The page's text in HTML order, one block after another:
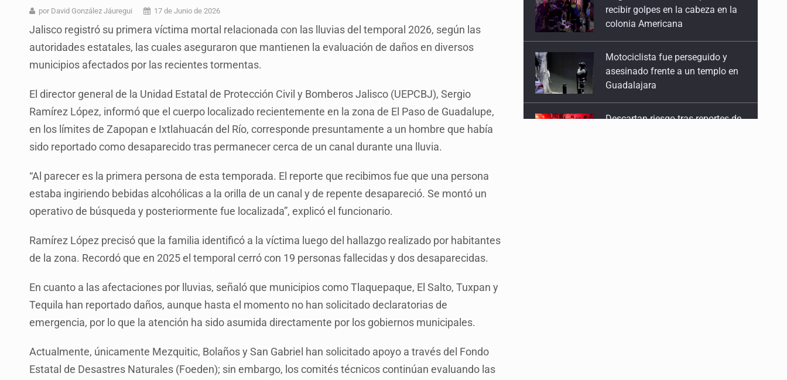
por David González Jáuregui 17 de Junio de 2026
Jalisco registró su primera víctima mortal relacionada con las lluvias del temporal 2026, según las
autoridades estatales, las cuales aseguraron que mantienen la evaluación de daños en diversos
municipios afectados por las recientes tormentas.
El director general de la Unidad Estatal de Protección Civil y Bomberos Jalisco (UEPCBJ), Sergio
Ramírez López, informó que el cuerpo localizado recientemente en la zona de El Paso de Guadalupe,
en los límites de Zapopan e Ixtlahuacán del Río, corresponde presuntamente a un hombre que había
sido reportado como desaparecido tras permanecer cerca de un canal durante una lluvia.
“Al parecer es la primera persona de esta temporada. El reporte que recibimos fue que una persona
estaba ingiriendo bebidas alcohólicas a la orilla de un canal y de repente desapareció. Se montó un
operativo de búsqueda y posteriormente fue localizada”, explicó el funcionario.
Ramírez López precisó que la familia identificó a la víctima luego del hallazgo realizado por habitantes
de la zona. Recordó que en 2025 el temporal cerró con 19 personas fallecidas y dos desaparecidas.
En cuanto a las afectaciones por lluvias, señaló que municipios como Tlaquepaque, El Salto, Tuxpan y
Tequila han reportado daños, aunque hasta el momento no han solicitado declaratorias de
emergencia, por lo que la atención ha sido asumida directamente por los gobiernos municipales.
Actualmente, únicamente Mezquitic, Bolaños y San Gabriel han solicitado apoyo a través del Fondo
Estatal de Desastres Naturales (Foeden); sin embargo, los comités técnicos continúan evaluando las
Motociclista fue perseguido y
asesinado frente a un templo en
Guadalajara
Descartan riesgo tras reportes de
olor a gas en tres colonias de
Tlaquepaque